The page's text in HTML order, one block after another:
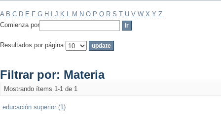
A B C D E F G H J K L M N O P Q R S T U V W X Y Z
Comienza por
Resultados por página:
Filtrar por: Materia
Mostrando ítems 1-1 de 1
educación superior (1)